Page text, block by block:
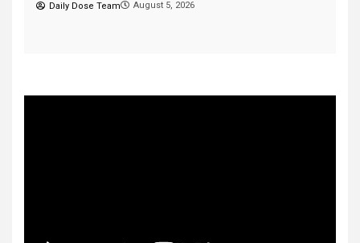
Daily Dose Team August 5, 2026